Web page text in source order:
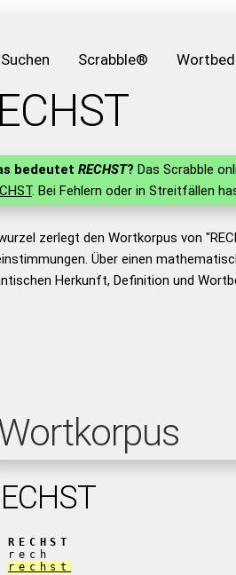
Scrabble®
bedeutet RECHST? Das Scrabble
. Bei Fehlern oder in Streitfällen
zerlegt den Wortkorpus von
Über einen
Herkunft, Definition und
RECHST
rech
rechst